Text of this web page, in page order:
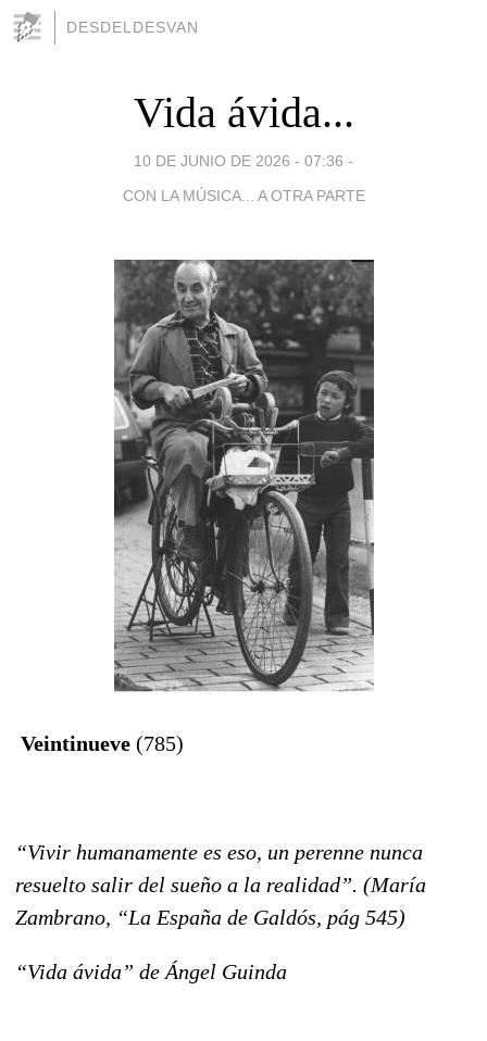
DESDELDESVAN
Vida ávida...
10 DE JUNIO DE 2026 - 07:36 -
CON LA MÚSICA... A OTRA PARTE
Veintinueve (785)
“Vivir humanamente es eso, un perenne nunca
resuelto salir del sueño a la realidad”. (María
Zambrano, “La España de Galdós, pág 545)
“Vida ávida” de Ángel Guinda